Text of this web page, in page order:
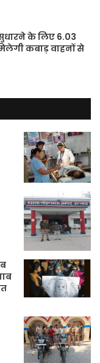
के लिए 6.03
कबाड़ वाहनों से